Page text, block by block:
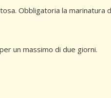
Obbligatoria la marinatura
un massimo di due giorni.